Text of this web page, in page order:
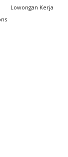
Lowongan Kerja